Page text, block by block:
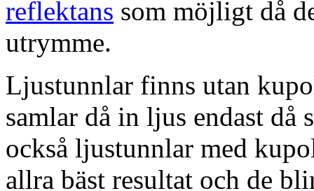
reflektans som möjligt då
utrymme.
Ljustunnlar finns utan
samlar då in ljus endast då
också ljustunnlar med
allra bäst resultat och de